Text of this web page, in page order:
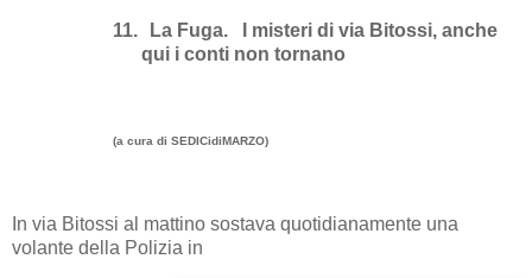
11. La Fuga.
I misteri di via Bitossi, anche
qui i conti non tornano
(a cura di SEDICidiMARZO)
In via Bitossi al mattino sostava quotidianamente una
volante della Polizia in